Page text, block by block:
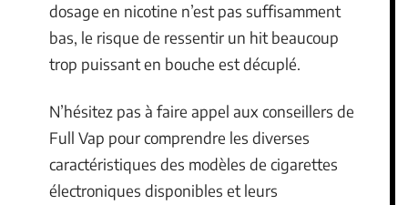
dosage en nicotine n’est pas suffisamment
bas, le risque de ressentir un hit beaucoup
trop puissant en bouche est décuplé.
N’hésitez pas à faire appel aux conseillers de
Full Vap pour comprendre les diverses
caractéristiques des modèles de cigarettes
électroniques disponibles et leurs